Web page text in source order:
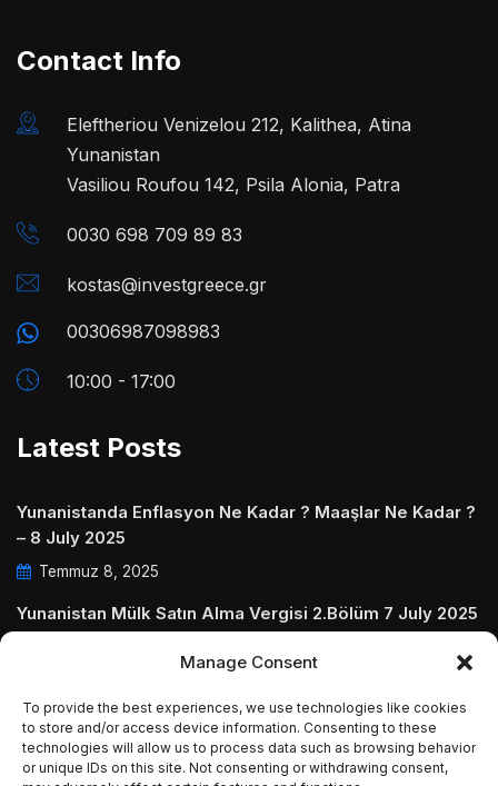
Manage Consent
To provide the best experiences, we use technologies like cookies
to store and/or access device information. Consenting to these
technologies will allow us to process data such as browsing behavior
or unique IDs on this site. Not consenting or withdrawing consent,
Contact Info
Eleftheriou Venizelou 212, Kalithea, Atina
Yunanistan
Vasiliou Roufou 142, Psila Alonia, Patra
0030 698 709 89 83
kostas@investgreece.gr
00306987098983
10:00 - 17:00
Latest Posts
Yunanistanda Enflasyon Ne Kadar ? Maaşlar Ne Kadar ?
– 8 July 2025
Temmuz 8, 2025
Yunanistan Mülk Satın Alma Vergisi 2.Bölüm 7 July 2025
July 2025
Temmuz 5, 2025